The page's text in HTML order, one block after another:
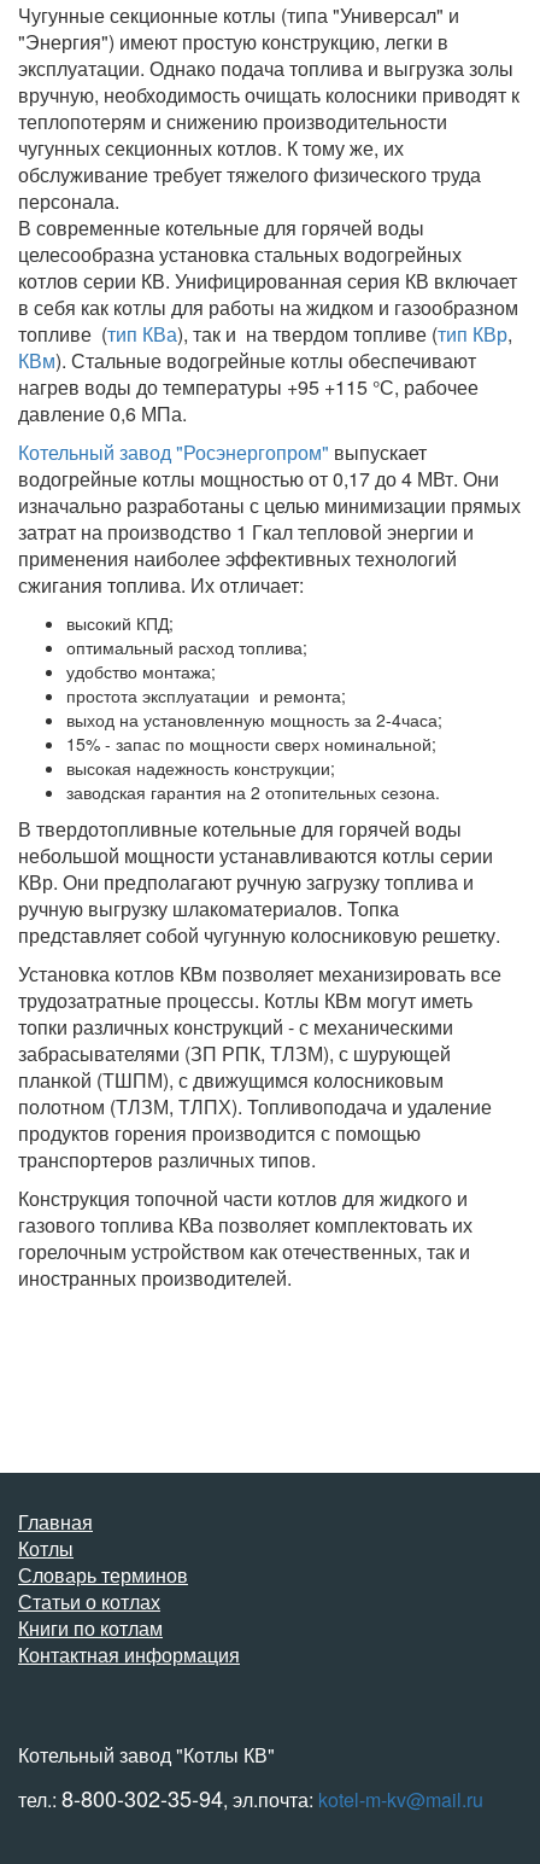
Чугунные секционные котлы (типа "Универсал" и
"Энергия") имеют простую конструкцию, легки в
эксплуатации. Однако подача топлива и выгрузка золы
вручную, необходимость очищать колосники приводят к
теплопотерям и снижению производительности
чугунных секционных котлов. К тому же, их
обслуживание требует тяжелого физического труда
персонала.
В современные котельные для горячей воды
целесообразна установка стальных водогрейных
котлов серии КВ. Унифицированная серия КВ включает
в себя как котлы для работы на жидком и газообразном
топливе (тип КВа), так и на твердом топливе (тип КВр,
КВм). Стальные водогрейные котлы обеспечивают
нагрев воды до температуры +95 +115 °С, рабочее
давление 0,6 МПа.
Котельный завод "Росэнергопром" выпускает
водогрейные котлы мощностью от 0,17 до 4 МВт. Они
изначально разработаны с целью минимизации прямых
затрат на производство 1 Гкал тепловой энергии и
применения наиболее эффективных технологий
сжигания топлива. Их отличает:
высокий КПД;
оптимальный расход топлива;
удобство монтажа;
простота эксплуатации и ремонта;
выход на установленную мощность за 2-4часа;
15% - запас по мощности сверх номинальной;
высокая надежность конструкции;
заводская гарантия на 2 отопительных сезона.
В твердотопливные котельные для горячей воды
небольшой мощности устанавливаются котлы серии
КВр. Они предполагают ручную загрузку топлива и
ручную выгрузку шлакоматериалов. Топка
представляет собой чугунную колосниковую решетку.
Установка котлов КВм позволяет механизировать все
трудозатратные процессы. Котлы КВм могут иметь
топки различных конструкций - с механическими
забрасывателями (ЗП РПК, ТЛЗМ), с шурующей
планкой (ТШПМ), с движущимся колосниковым
полотном (ТЛЗМ, ТЛПХ). Топливоподача и удаление
продуктов горения производится с помощью
транспортеров различных типов.
Конструкция топочной части котлов для жидкого и
газового топлива КВа позволяет комплектовать их
горелочным устройством как отечественных, так и
иностранных производителей.
Главная
Котлы
Словарь терминов
Статьи о котлах
Книги по котлам
Контактная информация
Котельный завод "Котлы КВ"
тел.: 8-800-302-35-94, эл.почта: kotel-m-kv@mail.ru